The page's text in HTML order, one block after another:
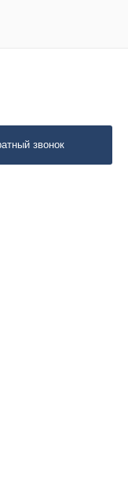
звонок